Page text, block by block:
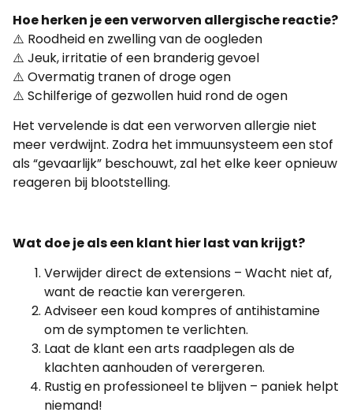
Hoe herken je een verworven allergische reactie?
⚠️ Roodheid en zwelling van de oogleden
⚠️ Jeuk, irritatie of een branderig gevoel
⚠️ Overmatig tranen of droge ogen
⚠️ Schilferige of gezwollen huid rond de ogen
Het vervelende is dat een verworven allergie niet
meer verdwijnt. Zodra het immuunsysteem een stof
als “gevaarlijk” beschouwt, zal het elke keer opnieuw
reageren bij blootstelling.
Wat doe je als een klant hier last van krijgt?
Verwijder direct de extensions – Wacht niet af,
want de reactie kan verergeren.
Adviseer een koud kompres of antihistamine
om de symptomen te verlichten.
Laat de klant een arts raadplegen als de
klachten aanhouden of verergeren.
Rustig en professioneel te blijven – paniek helpt
niemand!